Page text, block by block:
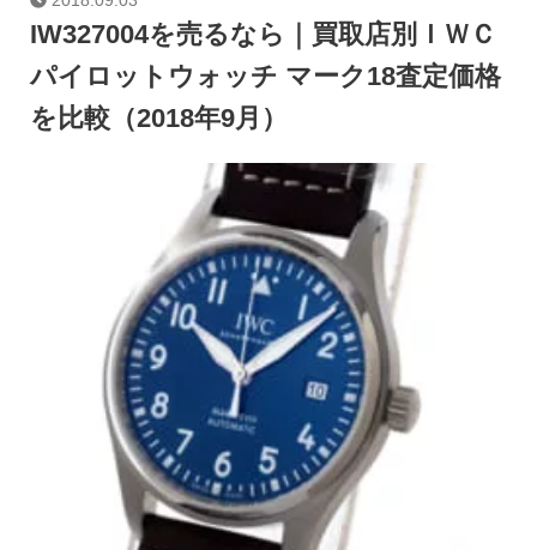
IW327004を売るなら｜買取店別ＩＷＣ
パイロットウォッチ マーク18査定価格
を比較（2018年9月）